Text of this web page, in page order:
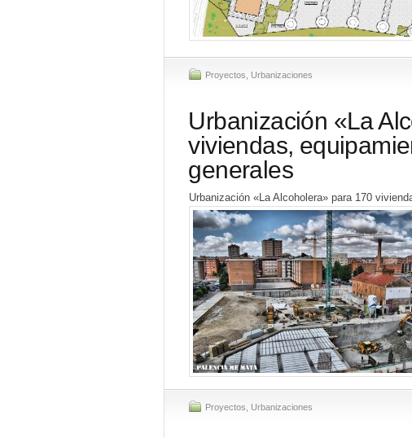
Proyectos Urbanizaciones
Urbanización «La
viviendas,
generales
Urbanización «La Alcoholera» para 170
Proyectos Urbanizaciones